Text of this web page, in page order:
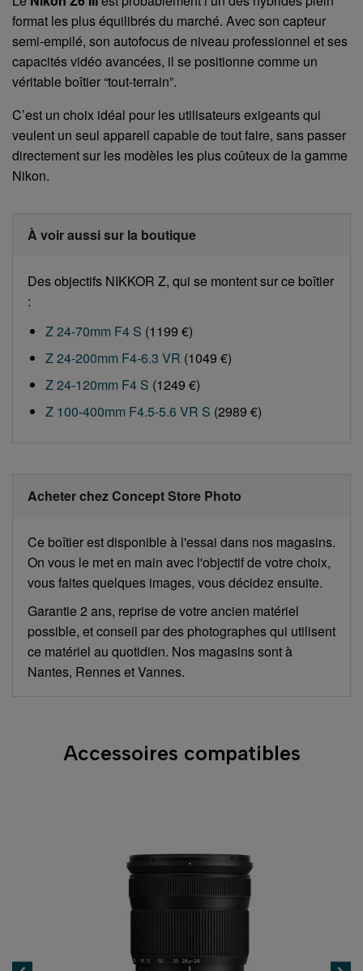
format les plus équilibrés du marché. Avec son capteur
semi-empilé, son autofocus de niveau professionnel et ses
capacités vidéo avancées, il se positionne comme un
véritable boîtier “tout-terrain”.
C’est un choix idéal pour les utilisateurs exigeants qui
veulent un seul appareil capable de tout faire, sans passer
directement sur les modèles les plus coûteux de la gamme
Nikon.
À voir aussi sur la boutique
Des objectifs NIKKOR Z, qui se montent sur ce boîtier
:
Z 24-70mm F4 S (1199 €)
Z 24-200mm F4-6.3 VR (1049 €)
Z 24-120mm F4 S (1249 €)
Z 100-400mm F4.5-5.6 VR S (2989 €)
Acheter chez Concept Store Photo
Ce boîtier est disponible à l'essai dans nos magasins.
On vous le met en main avec l'objectif de votre choix,
vous faites quelques images, vous décidez ensuite.
Garantie 2 ans, reprise de votre ancien matériel
possible, et conseil par des photographes qui utilisent
ce matériel au quotidien. Nos magasins sont à
Nantes, Rennes et Vannes.
Accessoires compatibles